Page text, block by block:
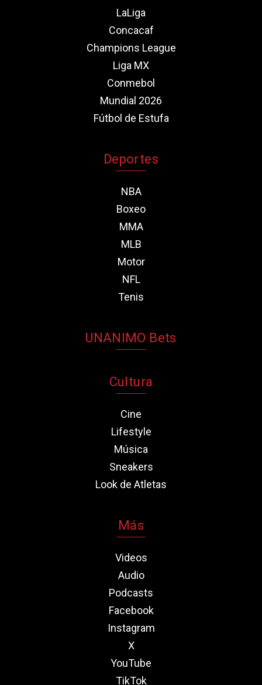
LaLiga
Concacaf
Champions League
Liga MX
Conmebol
Mundial 2026
Fútbol de Estufa
Deportes
NBA
Boxeo
MMA
MLB
Motor
NFL
Tenis
UNANIMO Bets
Cultura
Cine
Lifestyle
Música
Sneakers
Look de Atletas
Más
Videos
Audio
Podcasts
Facebook
Instagram
X
YouTube
TikTok